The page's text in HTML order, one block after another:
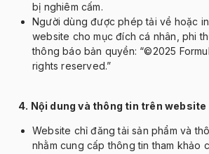
bị nghiêm cấm.
Người dùngđược phép tải về hoặc
website cho mụcđích cá nhân, phi th
thông báo bản quyền: “©2025
rights reserved.”
4. Nội dung và thông tin trên website
Website chỉđăng tải sản phẩm và
nhằm cung cấp thông tin tham khảo